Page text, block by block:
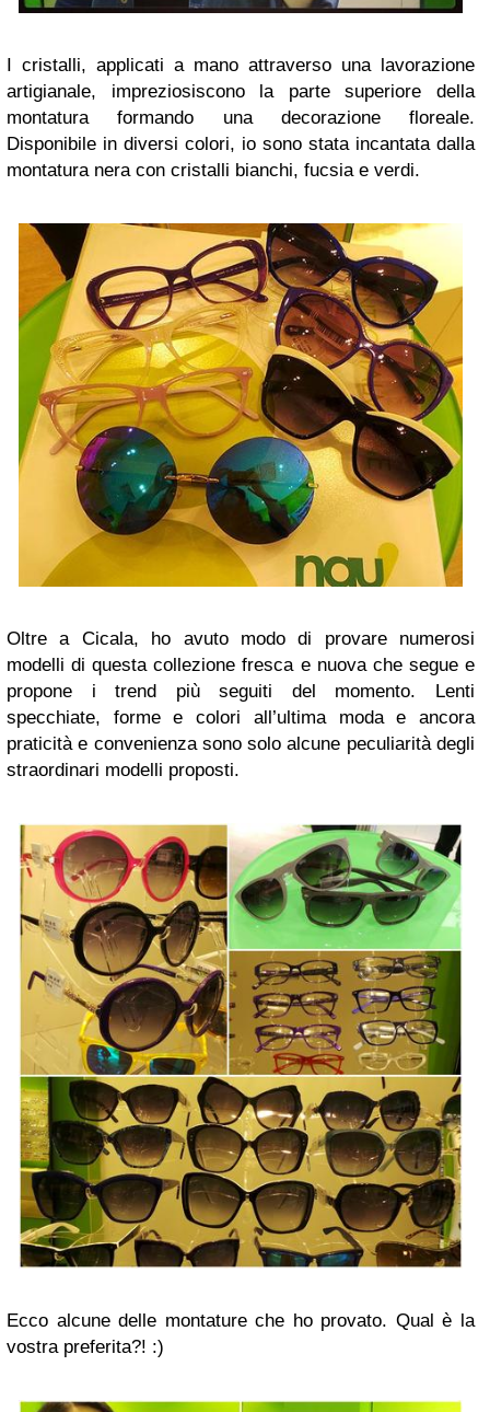
I cristalli, applicati a mano attraverso una lavorazione
artigianale, impreziosiscono la parte superiore della
montatura formando una decorazione floreale.
Disponibile in diversi colori, io sono stata incantata dalla
montatura nera con cristalli bianchi, fucsia e verdi.
Oltre a Cicala, ho avuto modo di provare numerosi
modelli di questa collezione fresca e nuova che segue e
propone i trend più seguiti del momento. Lenti
specchiate, forme e colori all’ultima moda e ancora
praticità e convenienza sono solo alcune peculiarità degli
straordinari modelli proposti.
Ecco alcune delle montature che ho provato. Qual è la
vostra preferita?! :)